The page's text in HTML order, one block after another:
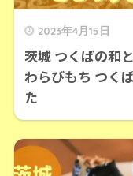
2023年4月15日
茨城 つくばの和
わらびもち つく
た